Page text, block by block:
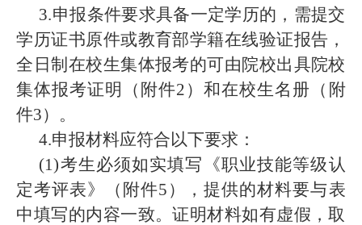
3.申报条件要求具备一定学历的，需提交
学历证书原件或教育部学籍在线验证报告，
全日制在校生集体报考的可由院校出具院校
集体报考证明（附件2）和在校生名册（附
件3）。
4.申报材料应符合以下要求：
(1)考生必须如实填写《职业技能等级认
定考评表》（附件5），提供的材料要与表
中填写的内容一致。证明材料如有虚假，取